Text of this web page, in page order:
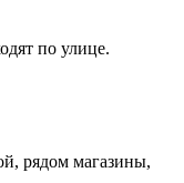
по улице.
рядом магазины,